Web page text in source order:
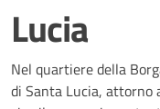
Lucia
Nel quartiere della
di Santa Lucia, attorno